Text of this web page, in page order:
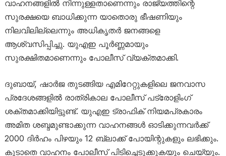
വാഹനങ്ങളിൽ നിന്നുള്ളതാണെന്നും രാജ്യത്തിന്റെ
സുരക്ഷയെ ബാധിക്കുന്ന യാതൊരു ഭീഷണിയും
നിലവിലില്ലെന്നും അധികൃതർ ജനങ്ങളെ
ആശ്വസിപ്പിച്ചു. യുഎഇ പൂർണ്ണമായും
സുരക്ഷിതമാണെന്നും പോലീസ് വ്യക്തമാക്കി.
ദുബായ്, ഷാർജ തുടങ്ങിയ എമിറേറ്റുകളിലെ ജനവാസ
പ്രദേശങ്ങളിൽ രാത്രികാല പോലീസ് പട്രോളിംഗ്
ശക്തമാക്കിയിട്ടുണ്ട്. യുഎഇ ട്രാഫിക് നിയമപ്രകാരം
അമിത ശബ്ദമുണ്ടാക്കുന്ന വാഹനങ്ങൾ ഓടിക്കുന്നവർക്ക്
2000 ദിർഹം പിഴയും 12 ബ്ലാക്ക് പോയിന്റുകളും ലഭിക്കും.
കൂടാതെ വാഹനം പോലീസ് പിടിച്ചെടുക്കുകയും ചെയ്യും.